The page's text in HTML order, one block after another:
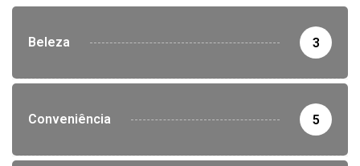
Beleza 3
Conveniência 5